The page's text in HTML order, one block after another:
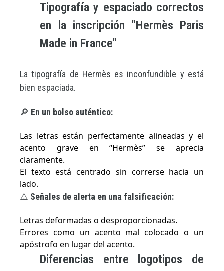
Tipografía y espaciado correctos
en la inscripción "Hermès Paris
Made in France"
La tipografía de Hermès es inconfundible y está
bien espaciada.
🔎 En un bolso auténtico:
Las letras están perfectamente alineadas y el
acento grave en “Hermès” se aprecia
claramente.
El texto está centrado sin correrse hacia un
lado.
⚠️ Señales de alerta en una falsificación:
Letras deformadas o desproporcionadas.
Errores como un acento mal colocado o un
apóstrofo en lugar del acento.
Diferencias entre logotipos de